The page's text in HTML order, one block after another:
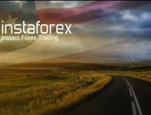
สเปรดต่ำมาก — กำไรสูง